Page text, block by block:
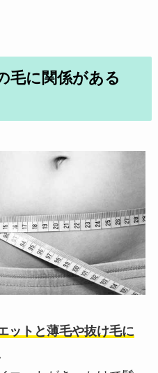
毛に関係がある
ットと薄毛や抜け毛に